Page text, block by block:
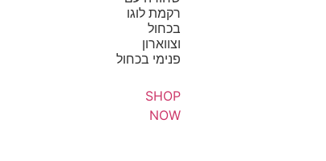
רקמת לוגו
בכחול
וצווארון
פנימי בכחול
SHOP
NOW